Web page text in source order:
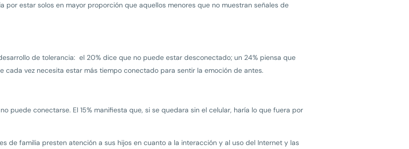
estar solos en mayor proporción que aquellos menores que no muestran señales de
de tolerancia: el 20% dice que no puede estar desconectado; un 24% piensa que
cada vez necesita estar más tiempo conectado para sentir la emoción de antes.
puede conectarse. El 15% manifiesta que, si se quedara sin el celular, haría lo que fuera por
de familia presten atención a sus hijos en cuanto a la interacción y al uso del Internet y las